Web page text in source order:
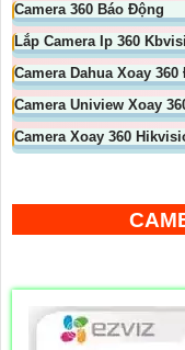
Camera 360 Báo Động
Lắp Camera Ip 360
Camera Dahua Xoay 360
Camera Uniview Xoay
Camera Xoay 360